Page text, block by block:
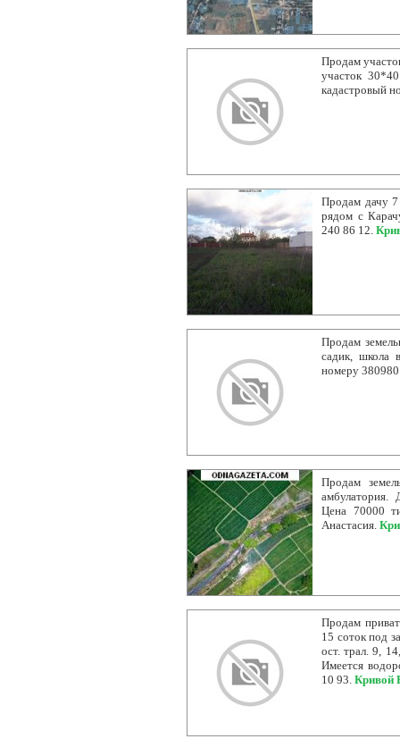
Продам
участок
кадастровый
Продам дачу
рядом с
240 86 12.
Продам
садик, школа
номеру
Продам
амбулатория.
Цена 70000
Анастасия.
Продам
15 соток под
ост. трал. 9,
Имеется
10 93. Кривой